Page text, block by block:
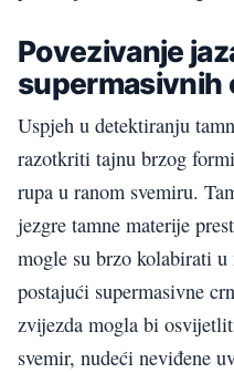
Povezivanje
supermasivnih
Uspjeh u detektiranju
razotkriti tajnu brzog
rupa u ranom svemiru.
jezgre tamne materije
mogle su brzo kolabirati
postajući supermasivne
zvijezda mogla bi
svemir, nudeći neviđene